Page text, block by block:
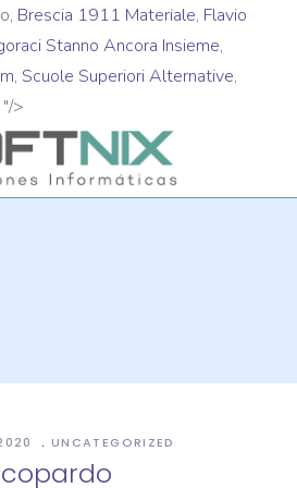
Brescia 1911 Materiale, Flavio
Stanno Ancora Insieme,
, Scuole Superiori Alternative,
"/>
UNCATEGORIZED